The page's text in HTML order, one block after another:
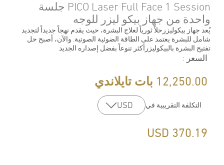
PICO Laser Full Face 1 Session جلسة
واحدة من جهاز بيكو ليزر للوجه
يُعد جهاز بيكوليزرحلاً ثورياً لعلاج البشرة، حيث يقدم نهجاً جديداً لتجديد
شامل للبشرة يعتمد على الطاقة الضوئية الصوتية. والآن، أصبح حل
تفتيح البشرة بالبيكوليزرأكثر تنوعاً بفضل إصداره الجديد
السعر :
12,250.00 بات تايلاندي
التكلفة التقريبية في USD
370.19
USD